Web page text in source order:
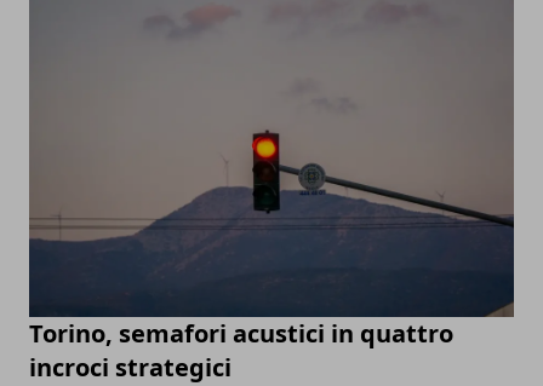
Torino, semafori acustici in quattro
incroci strategici